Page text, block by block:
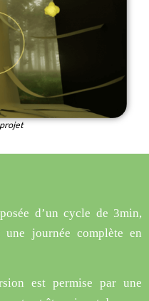
d’un cycle de 3min,
journée complète en
est permise par une